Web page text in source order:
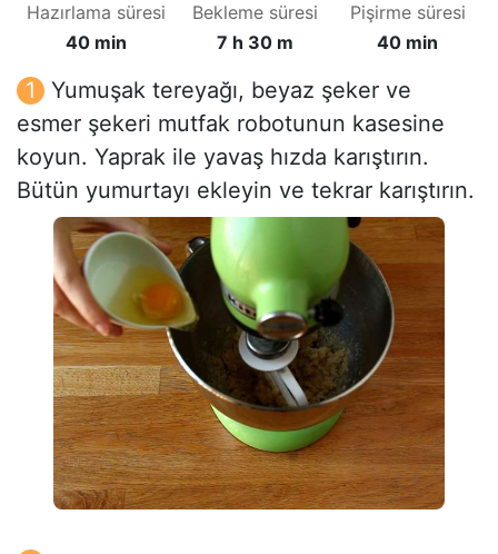
Hazırlama süresi
40 min
Bekleme süresi
7 h 30 m
Pişirme süresi
40 min
Yumuşak tereyağı, beyaz şeker ve
esmer şekeri mutfak robotunun kasesine
koyun. Yaprak ile yavaş hızda karıştırın.
Bütün yumurtayı ekleyin ve tekrar karıştırın.